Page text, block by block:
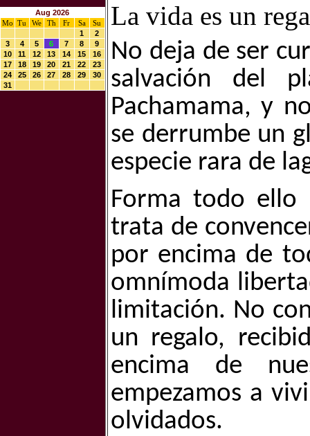
Aug 2026
Mo
Tu We Th Fr Sa
Su
1
2
3
4 5 6 7 8
9
10
11 12 13 14 15
16
17
18 19 20 21 22
23
24
25 26 27 28 29
30
31
La vida es un
No deja de ser
salvación del
Pachamama, y
se derrumbe un
especie rara de
Forma todo ello
trata de
por encima de
omnímoda
limitación. No
un regalo,
encima de
empezamos a
olvidados.